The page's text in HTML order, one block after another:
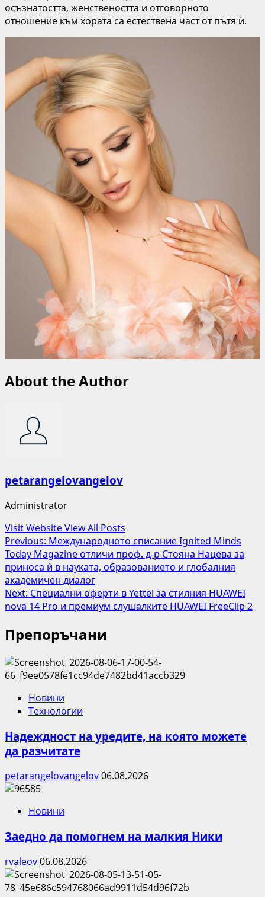
осъзнатостта, женствеността и отговорното
отношение към хората са естествена част от пътя ѝ.
About the Author
petarangelovangelov
Administrator
Visit WebsiteView All Posts
Post
navigation
Previous: Международното списание Ignited Minds
Today Magazine отличи проф. д-р Стояна Нацева за
приноса ѝ в науката, образованието и глобалния
академичен диалог
Next: Специални оферти в Yettel за стилния HUAWEI
nova 14 Pro и премиум слушалките HUAWEI FreeClip 2
Препоръчани
Новини
Технологии
Надеждност на уредите, на която можете
да разчитате
petarangelovangelov06.08.2026
Новини
Заедно да помогнем на малкия Ники
rvaleov06.08.2026